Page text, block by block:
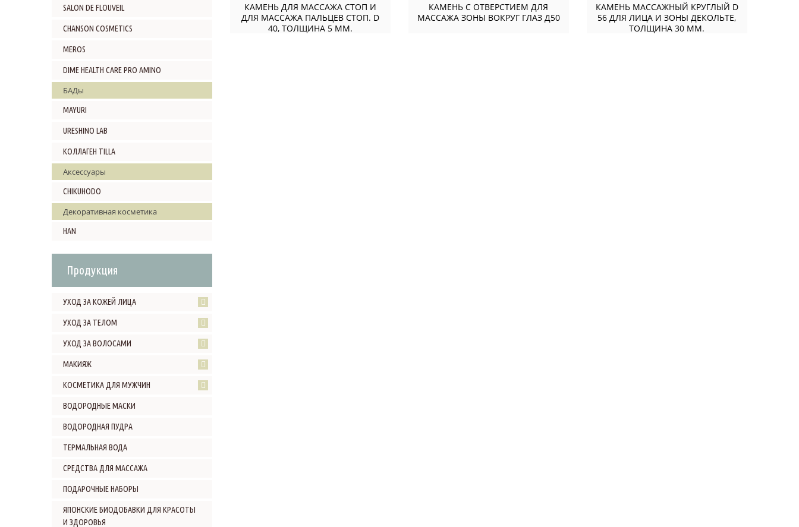
SALON DE FLOUVEIL
CHANSON COSMETICS
MEROS
DIME HEALTH CARE PRO AMINO
БАДы
MAYURI
URESHINO LAB
КОЛЛАГЕН TILLA
Аксессуары
CHIKUHODO
Декоративная косметика
HAN
Продукция
УХОД ЗА КОЖЕЙ ЛИЦА
УХОД ЗА ТЕЛОМ
УХОД ЗА ВОЛОСАМИ
МАКИЯЖ
КОСМЕТИКА ДЛЯ МУЖЧИН
ВОДОРОДНЫЕ МАСКИ
ВОДОРОДНАЯ ПУДРА
ТЕРМАЛЬНАЯ ВОДА
СРЕДСТВА ДЛЯ МАССАЖА
ПОДАРОЧНЫЕ НАБОРЫ
ЯПОНСКИЕ БИОДОБАВКИ ДЛЯ КРАСОТЫ
И ЗДОРОВЬЯ
КАМЕНЬ ДЛЯ МАССАЖА СТОП И
ДЛЯ МАССАЖА ПАЛЬЦЕВ СТОП. D
40, ТОЛЩИНА 5 ММ.
КАМЕНЬ С ОТВЕРСТИЕМ ДЛЯ
МАССАЖА ЗОНЫ ВОКРУГ ГЛАЗ Д50
КАМЕНЬ МАССАЖНЫЙ КРУГЛЫЙ D
56 ДЛЯ ЛИЦА И ЗОНЫ ДЕКОЛЬТЕ,
ТОЛЩИНА 30 ММ.